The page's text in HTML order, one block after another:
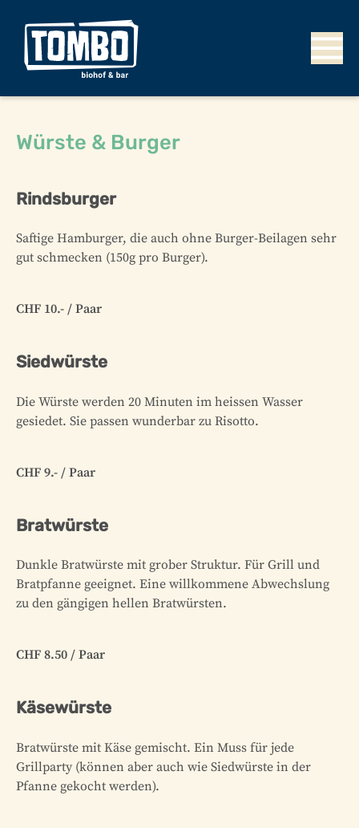
Würste & Burger
Rindsburger
Saftige Hamburger, die auch ohne Burger-Beilagen sehr
gut schmecken (150g pro Burger).
CHF 10.- / Paar
Siedwürste
Die Würste werden 20 Minuten im heissen Wasser
gesiedet. Sie passen wunderbar zu Risotto.
CHF 9.- / Paar
Bratwürste
Dunkle Bratwürste mit grober Struktur. Für Grill und
Bratpfanne geeignet. Eine willkommene Abwechslung
zu den gängigen hellen Bratwürsten.
CHF 8.50 / Paar
Käsewürste
Bratwürste mit Käse gemischt. Ein Muss für jede
Grillparty (können aber auch wie Siedwürste in der
Pfanne gekocht werden).